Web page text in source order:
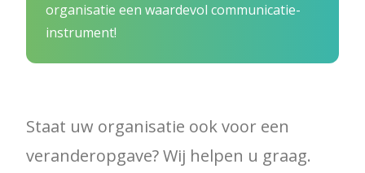
organisatie een waardevol communicatie-
instrument!
Staat uw organisatie ook voor een
veranderopgave? Wij helpen u graag.